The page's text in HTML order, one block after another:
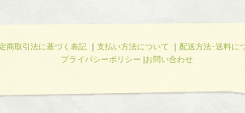
商取引法に基づく表記 ｜ 支払い方法について ｜ 配送方法･送料に
プライバシーポリシー |お問い合わせ